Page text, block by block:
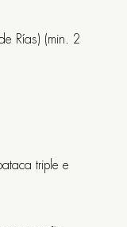
Rías) (min. 2
triple e